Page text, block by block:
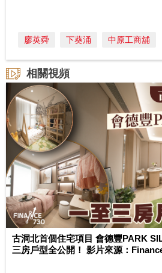
廖英舜 下葵涌 中原工商舖
相關視頻
古洞北首個住宅項目 會德豐PARK
三房戶型全公開！ 影片來源：